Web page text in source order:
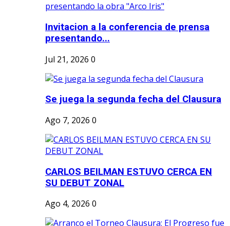
Invitacion a la conferencia de prensa
presentando...
Jul 21, 2026 0
Se juega la segunda fecha del Clausura
Ago 7, 2026 0
CARLOS BEILMAN ESTUVO CERCA EN
SU DEBUT ZONAL
Ago 4, 2026 0